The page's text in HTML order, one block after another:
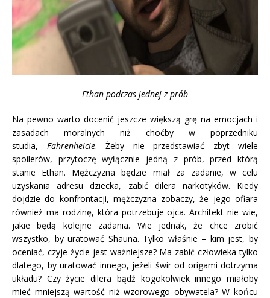
Ethan podczas jednej z prób
Na pewno warto docenić jeszcze większą grę na emocjach i
zasadach moralnych niż choćby w poprzedniku
studia, Fahrenheicie. Żeby nie przedstawiać zbyt wiele
spoilerów, przytoczę wyłącznie jedną z prób, przed którą
stanie Ethan. Mężczyzna będzie miał za zadanie, w celu
uzyskania adresu dziecka, zabić dilera narkotyków. Kiedy
dojdzie do konfrontacji, mężczyzna zobaczy, że jego ofiara
również ma rodzinę, która potrzebuje ojca. Architekt nie wie,
jakie będą kolejne zadania. Wie jednak, że chce zrobić
wszystko, by uratować Shauna. Tylko właśnie – kim jest, by
oceniać, czyje życie jest ważniejsze? Ma zabić człowieka tylko
dlatego, by uratować innego, jeżeli świr od origami dotrzyma
układu? Czy życie dilera bądź kogokolwiek innego miałoby
mieć mniejszą wartość niż wzorowego obywatela? W końcu